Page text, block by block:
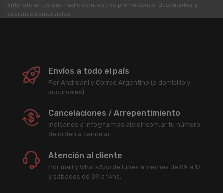
Enterate antes que nadie de nuestras promociones, descuentos y
acciones comerciales.
Envíos a todo el país
Por Andreani y Correo Argentino (a domicilio y
sucursales).
Cancelaciones / Arrepentimiento
Indicanos a info@farmacialeloir.com.ar tu número
de órden a cancelar.
Atención al cliente
Por mail y WhatsApp de lunes a viernes de 09 a 17
y sábados de 09 a 14hs.